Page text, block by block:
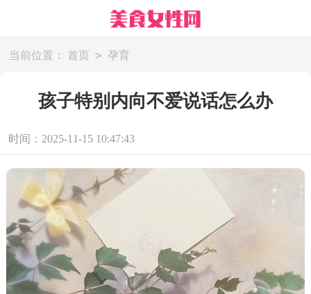
当前位置： 首页 > 孕育
孩子特别内向不爱说话怎么办
时间：2025-11-15 10:47:43